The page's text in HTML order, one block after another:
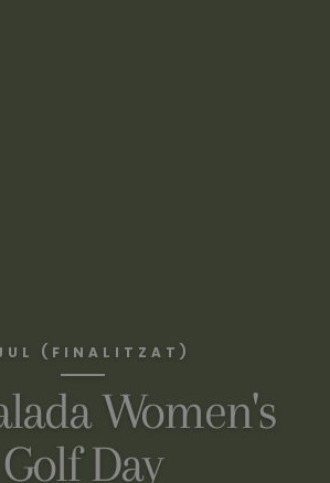
(FINALITZAT)
Women's
Golf Day